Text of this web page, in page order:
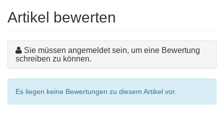
Artikel bewerten
Sie müssen angemeldet sein, um eine Bewertung
schreiben zu können.
Es liegen keine Bewertungen zu diesem Artikel vor.